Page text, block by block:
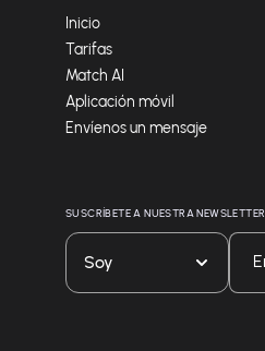
Inicio
Tarifas
Match AI
Aplicación móvil
Envíenos un mensaje
SUSCRÍBETE A NUESTRA NEWSLETTER
Soy